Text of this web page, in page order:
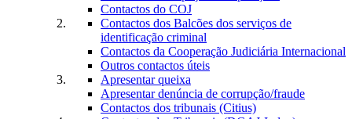
Contactos do COJ
Contactos dos Balcões dos serviços de
identificação criminal
Contactos da Cooperação Judiciária Internacional
Outros contactos úteis
Apresentar queixa
Apresentar denúncia de corrupção/fraude
Contactos dos tribunais (Citius)